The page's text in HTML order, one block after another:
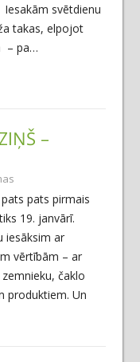
svētdienu
takas, elpojot
– pa…
–
pats pirmais
19. janvārī.
iesāksim ar
vērtībām – ar
čaklo
produktiem. Un